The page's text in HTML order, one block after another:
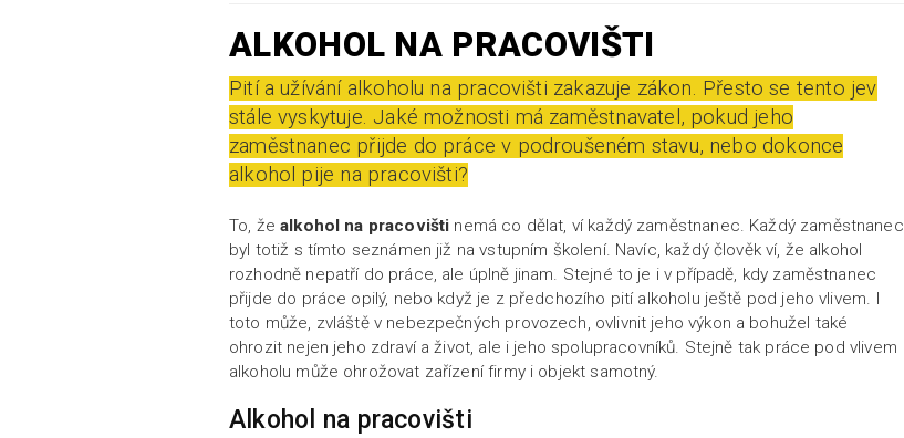
ALKOHOL NA PRACOVIŠTI
Pití a užívání alkoholu na pracovišti zakazuje zákon. Přesto se tento jev
stále vyskytuje. Jaké možnosti má zaměstnavatel, pokud jeho
zaměstnanec přijde do práce v podroušeném stavu, nebo dokonce
alkohol pije na pracovišti?
To, žealkohol na pracovišti nemá co dělat, ví každý zaměstnanec. Každý zaměstnanec
byl totiž s tímto seznámen již na vstupním školení. Navíc, každý člověk ví, že alkohol
rozhodně nepatří do práce, ale úplně jinam. Stejné to je i v případě, kdy zaměstnanec
přijde do práce opilý, nebo když je z předchozího pití alkoholu ještě pod jeho vlivem. I
toto může, zvláště v nebezpečných provozech, ovlivnit jeho výkon a bohužel také
ohrozit nejen jeho zdraví a život, ale i jeho spolupracovníků. Stejně tak práce pod vlivem
alkoholu může ohrožovat zařízení firmy i objekt samotný.
Alkohol na pracovišti